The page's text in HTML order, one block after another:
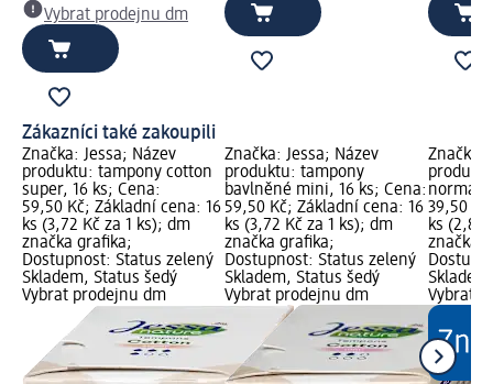
Vybrat prodejnu dm
Zákazníci také zakoupili
Značka: Jessa; Název
produktu: tampony cotton
super, 16 ks; Cena:
59,50 Kč; Základní cena: 16
ks (3,72 Kč za 1 ks); dm
značka grafika;
Dostupnost: Status zelený
Skladem, Status šedý
Vybrat prodejnu dm
Značka: Jessa; Název
produktu: tampony
bavlněné mini, 16 ks; Cena:
59,50 Kč; Základní cena: 16
ks (3,72 Kč za 1 ks); dm
značka grafika;
Dostupnost: Status zelený
Skladem, Status šedý
Vybrat prodejnu dm
Značka:
normal,
39,50
ks (2,82
značka
Vybrat